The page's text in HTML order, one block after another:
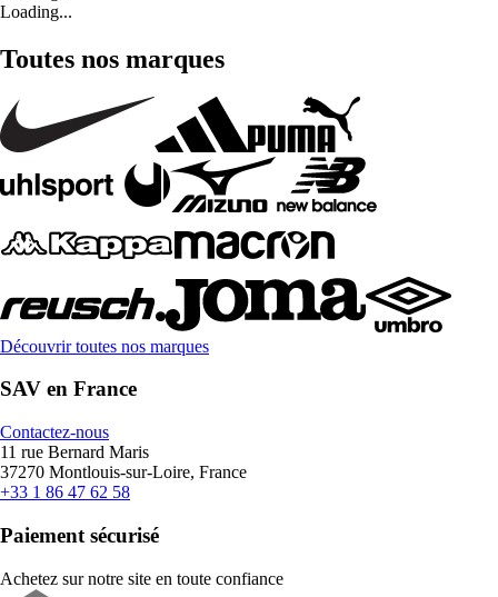
Loading...
Toutes nos marques
Découvrir toutes nos marques
SAV en France
Contactez-nous
11 rue Bernard Maris
37270 Montlouis-sur-Loire, France
+33 1 86 47 62 58
Paiement sécurisé
Achetez sur notre site en toute confiance